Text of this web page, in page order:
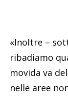
«Inoltre –
ribadiamo
movida va
nelle aree